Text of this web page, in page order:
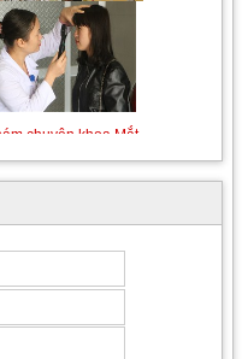
nguyên Sản theo
yêu cầu
nghiệp, tận tình